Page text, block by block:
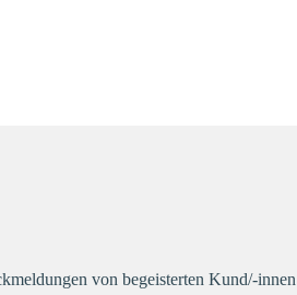
von begeisterten Kund/-innen